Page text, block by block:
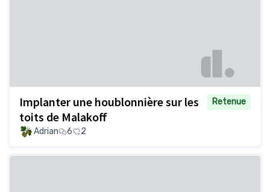
Implanter une houblonnière sur les
toits de Malakoff
Retenue
Adrian 6 2